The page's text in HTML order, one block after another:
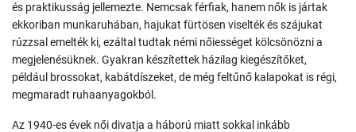
és praktikusság jellemezte. Nemcsak férfiak, hanem nők is jártak
ekkoriban munkaruhában, hajukat fürtösen viselték és szájukat
rúzzsal emelték ki, ezáltal tudtak némi nőiességet kölcsönözni a
megjelenésüknek. Gyakran készítettek házilag kiegészítőket,
például brossokat, kabátdíszeket, de még feltűnő kalapokat is régi,
megmaradt ruhaanyagokból.
Az 1940-es évek női divatja a háború miatt sokkal inkább